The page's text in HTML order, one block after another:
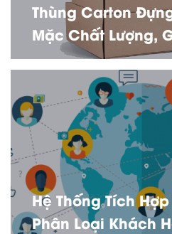
Thùng Carton
Mặc Chất Lượng,
Hệ Thống Tích
Phân Loại Khách